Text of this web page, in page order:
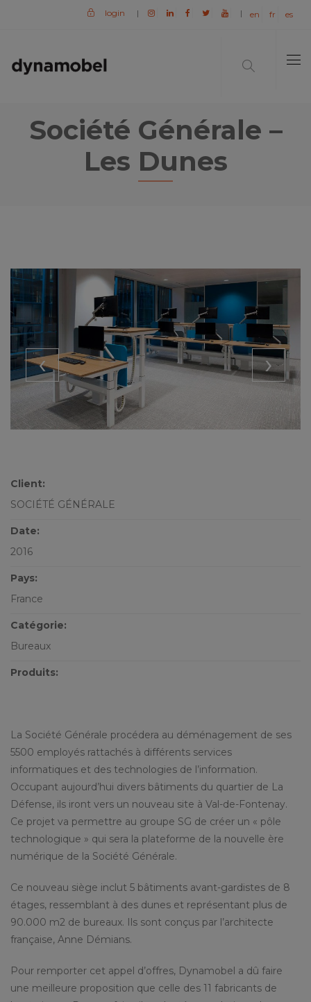
login | | en fr es
Société Générale –
Les Dunes
‹ ›
Client:
SOCIÉTÉ GÉNÉRALE
Date:
2016
Pays:
France
Catégorie:
Bureaux
Produits:
La Société Générale procédera au déménagement de ses
5500 employés rattachés à différents services
informatiques et des technologies de l’information.
Occupant aujourd’hui divers bâtiments du quartier de La
Défense, ils iront vers un nouveau site à Val-de-Fontenay.
Ce projet va permettre au groupe SG de créer un « pôle
technologique » qui sera la plateforme de la nouvelle ère
numérique de la Société Générale.
Ce nouveau siège inclut 5 bâtiments avant-gardistes de 8
étages, ressemblant à des dunes et représentant plus de
90.000 m2 de bureaux. Ils sont conçus par l’architecte
française, Anne Démians.
Pour remporter cet appel d’offres, Dynamobel a dû faire
une meilleure proposition que celle des 11 fabricants de